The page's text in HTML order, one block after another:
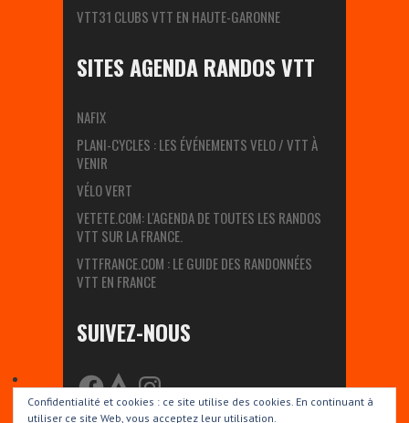
VTT31 CLUBS VTT EN HAUTE-GARONNE
SITES AGENDA RANDOS VTT
NAFIX
PLANI-CYCLES : LES ÉVÉNEMENTS VELO / VTT À
VENIR
VÉLO VERT
VETETE.COM: L'AGENDA DE TOUTES LES RANDOS
VTT SUR LA FRANCE.
VTTFRANCE.COM : LE GUIDE DES RANDONNÉES
VTT EN FRANCE
SUIVEZ-NOUS
FACEBOOKSTRAVAINSTAGRAM
Confidentialité et cookies : ce site utilise des cookies. En continuant à
utiliser ce site Web, vous acceptez leur utilisation.